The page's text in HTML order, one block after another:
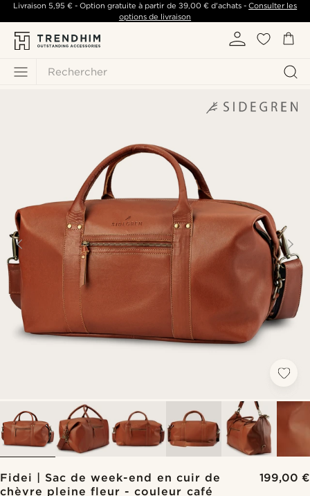
Rechercher
Livraison 5,95 €- Option gratuite à partir de 39,00 €d'achats -Consulter les
options de livraison
Fidei | Sac de week-end en cuir de
chèvre pleine fleur - couleur café
199,00 €